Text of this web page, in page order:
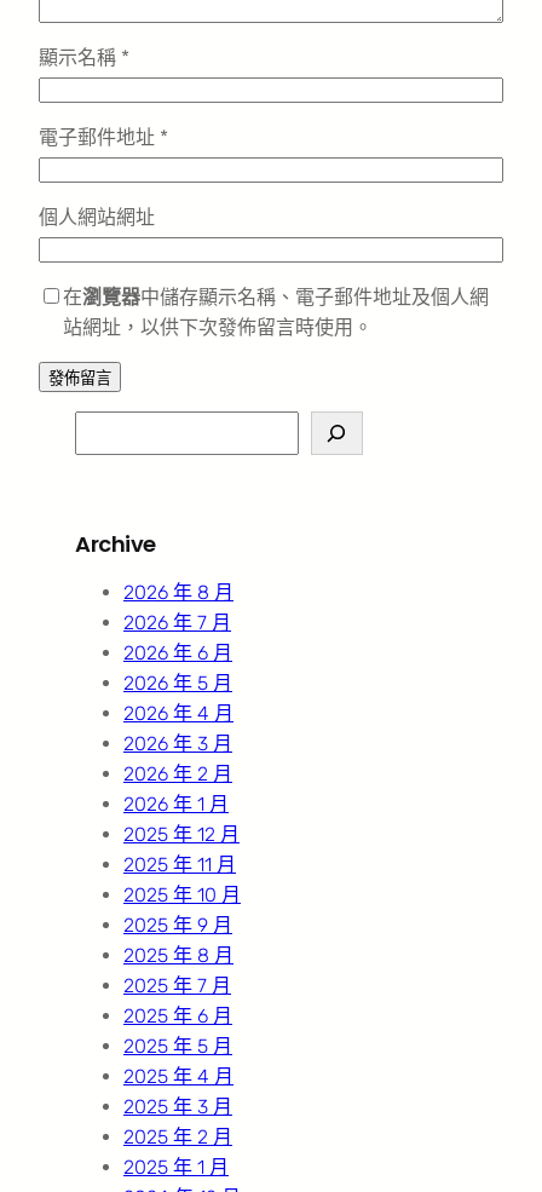
顯示名稱 *
電子郵件地址 *
個人網站網址
在瀏覽器中儲存顯示名稱、電子郵件地址及個人網
站網址，以供下次發佈留言時使用。
e
c
Archive
2026 年 8 月
2026 年 7 月
2026 年 6 月
2026 年 5 月
2026 年 4 月
2026 年 3 月
2026 年 2 月
2026 年 1 月
2025 年 12 月
2025 年 11 月
2025 年 10 月
2025 年 9 月
2025 年 8 月
2025 年 7 月
2025 年 6 月
2025 年 5 月
2025 年 4 月
2025 年 3 月
2025 年 2 月
2025 年 1 月